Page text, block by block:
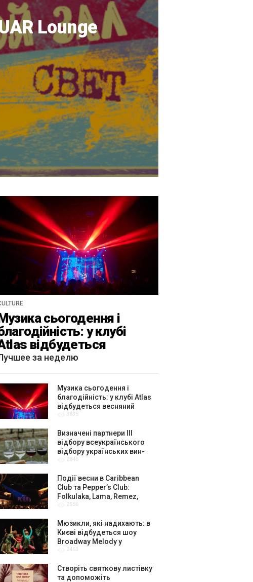
Lounge
сьогодення і
у клубі
відбудеться
«ГОМІН»
за неделю
Музика сьогодення і
благодійність: у клубі Atlas
відбудеться весняний
«ГОМІН»
3835
Визначені партнери ІІІ
відбору всеукраїнського
відбору українських вин-
амбасадорів
2846
Події весни в Caribbean
Club та Pepper’s Club:
Folkulaka, Lama, Remez,
вар’єте «Рояль» і триб’ют-
2556
Мюзикли, які надихають: в
Києві відбудеться шоу
Broadway Melody у
виконанні юних артистів
2463
Створіть святкову листівку
та допоможіть